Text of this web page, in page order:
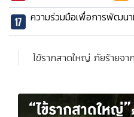
ความร่วมมือเพื่อการพัฒน
ไข้รากสาดใหญ่ ภัยร้ายจา